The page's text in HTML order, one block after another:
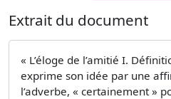
Extrait du document
« L’éloge de l’amitié I.
exprime son idée par une
l’adverbe, « certainement »